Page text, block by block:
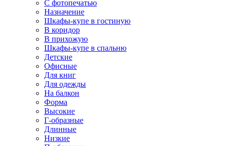
С фотопечатью
Назначение
Шкафы-купе в гостиную
В коридор
В прихожую
Шкафы-купе в спальню
Детские
Офисные
Для книг
Для одежды
На балкон
Форма
Высокие
Г-образные
Длинные
Низкие